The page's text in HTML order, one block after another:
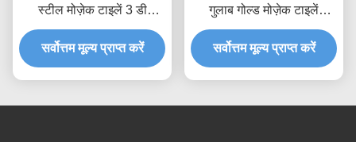
स्टील मोज़ेक टाइलें 3 डी
हेक्सागोन रस्टप्रूफ एआईएसआई
सर्वोत्तम मूल्य प्राप्त करें
गुलाब गोल्ड मोज़ेक टाइलें
हेयरलाइन पॉलिश समाप्त
सर्वोत्तम मूल्य प्राप्त करें